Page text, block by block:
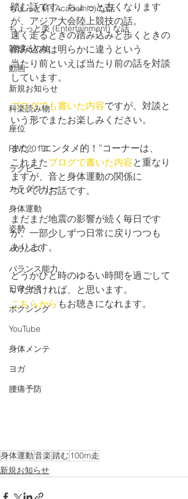
ちょっと科 (Academic) な話
ちょっと楽 (Entertainment) な話
雑感その他
動画
新規お知らせ
科楽読み物
座位
RWC2019
ラグビー
カラダフリー
身体運動
姿勢
バランス
バランス能力
日常生活
ボクシング
YouTube
身体メンテ
ヨガ
腰痛予防
踏む話です。ちょっと古くなります
が、アジア大会陸上競技の話。
速く走るときの踏み込みと歩くときの
踏み込みは明らかに違うという
当たり前といえば当たり前の話を対談
しています。
ブログでも書いた内容ですが、対談と
いう形でまたお楽しみください。
また、“エンタメ的！”コーナーは、
これまたブログで書いた内容と重なり
ますが、音と身体運動の関係に
ついてのお話です。
まだまだ地震の影響が続く毎日です
が、一部少しずつ日常に戻りつつも
あります。
どうかひと時のゆるい時間を過ごして
いただければ、と思います。
こちらから もお聴きになれます。
身体運動音楽 踏む 100m走
新規お知らせ